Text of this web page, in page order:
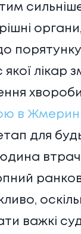
тим
порятунку
якої лікар
в
для
важкі